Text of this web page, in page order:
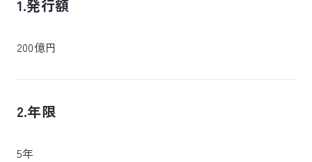
1.発行額
200億円
2.年限
5年